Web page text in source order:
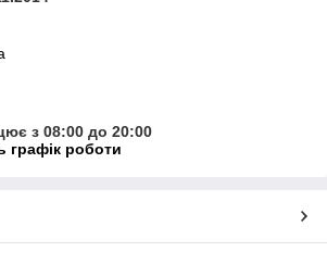
з 08:00 до 20:00
графік роботи